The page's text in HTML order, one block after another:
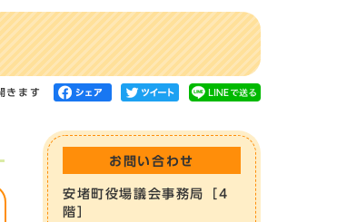
きます
お問い合わせ
安堵町役場議会事務局［4
階］